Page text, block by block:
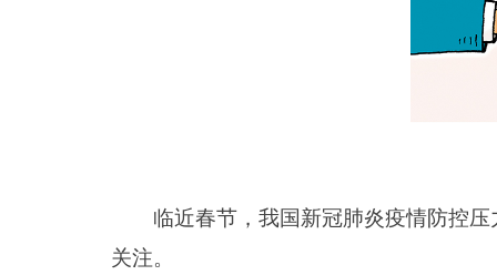
临近春节，我国新冠肺炎疫情防控压
关注。